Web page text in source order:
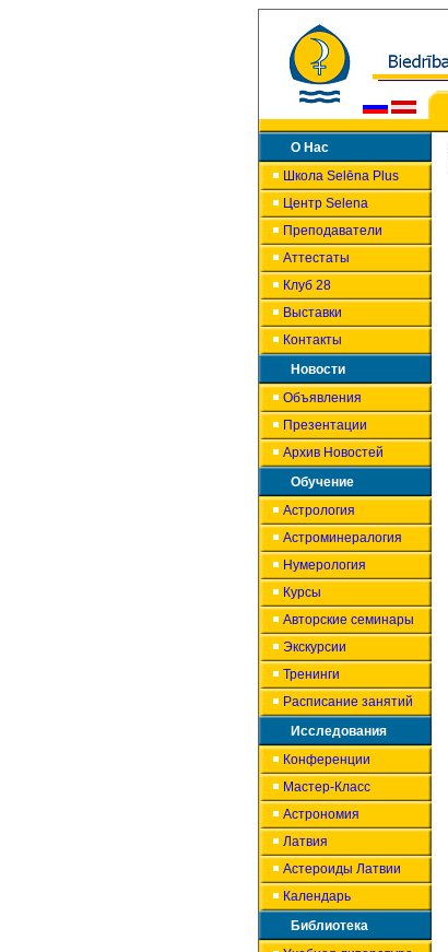
О Нас
Школа Selēna Plus
Центр Selena
Преподаватели
Аттестаты
Клуб 28
Выставки
Контакты
Новости
Объявления
Презентации
Архив Новостей
Обучение
Астрология
Астроминералогия
Нумерология
Курсы
Авторские семинары
Экскурсии
Тренинги
Расписание занятий
Исследования
Конференции
Мастер-Класс
Астрономия
Латвия
Астероиды Латвии
Календарь
Библиотека